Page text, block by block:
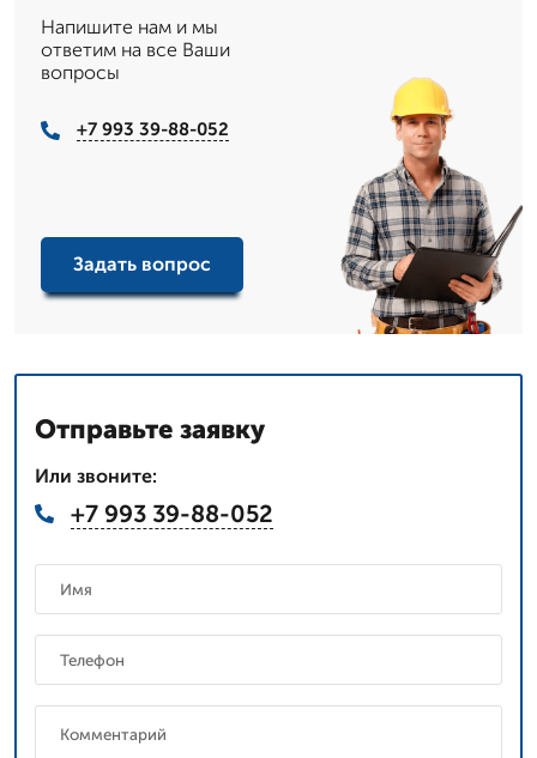
Напишите нам и мы
ответим на все Ваши
вопросы
+7 993 39-88-052
Задать вопрос
Отправьте заявку
Или звоните:
+7 993 39-88-052